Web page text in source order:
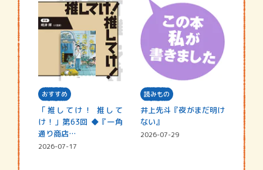
おすすめ
「推してけ！ 推して
け！」第63回 ◆『一角
通り商店…
2026-07-17
読みもの
井上先斗『夜がまだ明け
ない』
2026-07-29